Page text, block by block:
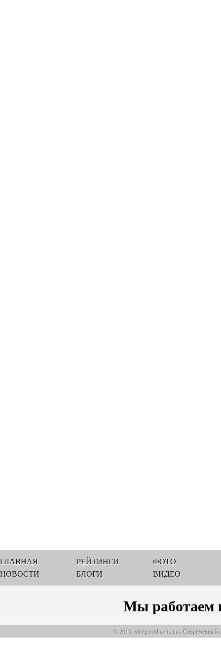
ГЛАВНАЯ
НОВОСТИ
РЕЙТИНГИ
БЛОГИ
ФОТО
ВИДЕО
Мы работаем
© 2013, Slavgorod.com..ua - Современный